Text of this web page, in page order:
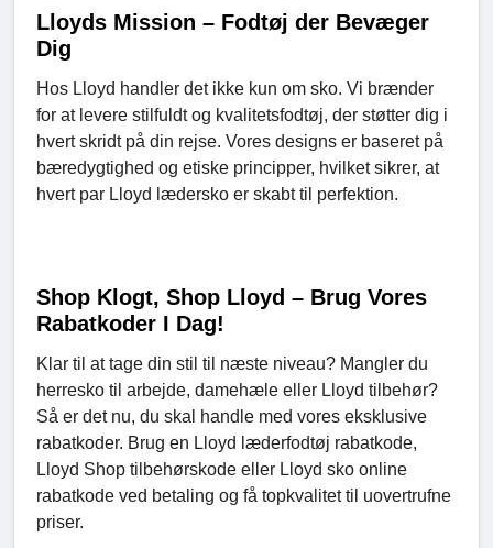
Lloyds Mission – Fodtøj der Bevæger
Dig
Hos Lloyd handler det ikke kun om sko. Vi brænder
for at levere stilfuldt og kvalitetsfodtøj, der støtter dig i
hvert skridt på din rejse. Vores designs er baseret på
bæredygtighed og etiske principper, hvilket sikrer, at
hvert par Lloyd lædersko er skabt til perfektion.
Shop Klogt, Shop Lloyd – Brug Vores
Rabatkoder I Dag!
Klar til at tage din stil til næste niveau? Mangler du
herresko til arbejde, damehæle eller Lloyd tilbehør?
Så er det nu, du skal handle med vores eksklusive
rabatkoder. Brug en Lloyd læderfodtøj rabatkode,
Lloyd Shop tilbehørskode eller Lloyd sko online
rabatkode ved betaling og få topkvalitet til uovertrufne
priser.